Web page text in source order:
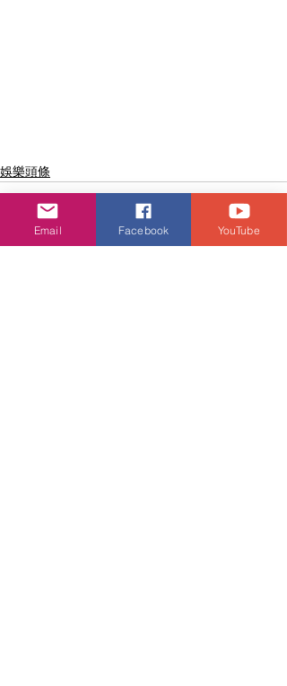
娛樂頭條
Email Facebook YouTube